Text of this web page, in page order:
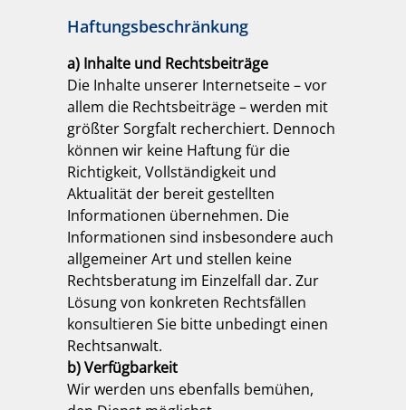
Haftungsbeschränkung
a) Inhalte und Rechtsbeiträge
Die Inhalte unserer Internetseite – vor
allem die Rechtsbeiträge – werden mit
größter Sorgfalt recherchiert. Dennoch
können wir keine Haftung für die
Richtigkeit, Vollständigkeit und
Aktualität der bereit gestellten
Informationen übernehmen. Die
Informationen sind insbesondere auch
allgemeiner Art und stellen keine
Rechtsberatung im Einzelfall dar. Zur
Lösung von konkreten Rechtsfällen
konsultieren Sie bitte unbedingt einen
Rechtsanwalt.
b) Verfügbarkeit
Wir werden uns ebenfalls bemühen,